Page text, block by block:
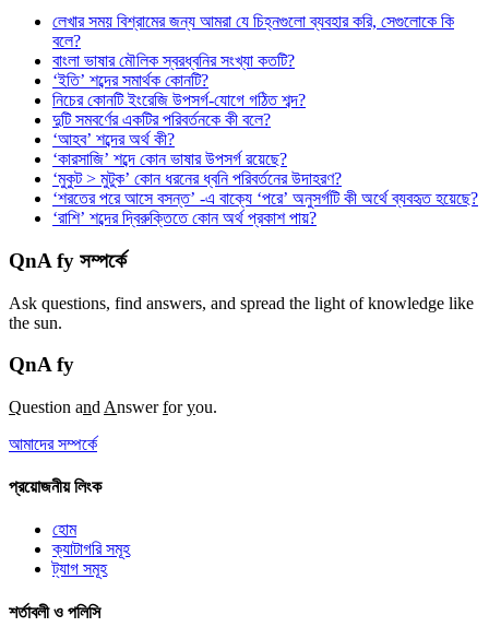
লেখার সময় বিশ্রামের জন্য আমরা যে চিহ্নগুলো ব্যবহার করি, সেগুলোকে কি
বলে?
বাংলা ভাষার মৌলিক স্বরধ্বনির সংখ্যা কতটি?
‘ইতি’ শব্দের সমার্থক কোনটি?
নিচের কোনটি ইংরেজি উপসর্গ-যোগে গঠিত শব্দ?
দুটি সমবর্ণের একটির পরিবর্তনকে কী বলে?
‘আহব’ শব্দের অর্থ কী?
‘কারসাজি’ শব্দে কোন ভাষার উপসর্গ রয়েছে?
‘মুকুট > মুটুক’ কোন ধরনের ধ্বনি পরিবর্তনের উদাহরণ?
‘শরতের পরে আসে বসন্ত’ -এ বাক্যে ‘পরে’ অনুসর্গটি কী অর্থে ব্যবহৃত হয়েছে?
‘রাশি’ শব্দের দ্বিরুক্তিতে কোন অর্থ প্রকাশ পায়?
QnA fy সম্পর্কে
Ask questions, find answers, and spread the light of knowledge like
the sun.
QnAfy
Question and Answerforyou.
আমাদের সম্পর্কে
প্রয়োজনীয় লিংক
হোম
ক্যাটাগরি সমূহ
ট্যাগ সমূহ
শর্তাবলী ও পলিসি